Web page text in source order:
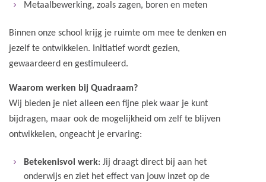
Metaalbewerking, zoals zagen, boren en meten
Binnen onze school krijg je ruimte om mee te denken en
jezelf te ontwikkelen. Initiatief wordt gezien,
gewaardeerd en gestimuleerd.
Waarom werken bij Quadraam?
Wij bieden je niet alleen een fijne plek waar je kunt
bijdragen, maar ook de mogelijkheid om zelf te blijven
ontwikkelen, ongeacht je ervaring:
Betekenisvol werk: Jij draagt direct bij aan het
onderwijs en ziet het effect van jouw inzet op de